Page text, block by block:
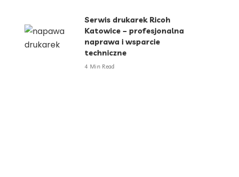
Serwis drukarek Ricoh
Katowice – profesjonalna
naprawa i wsparcie
techniczne
4 Min Read